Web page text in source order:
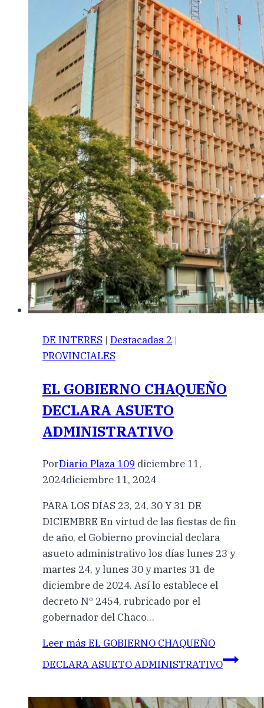
DE INTERES | Destacadas 2 |
PROVINCIALES
EL GOBIERNO CHAQUEÑO
DECLARA ASUETO
ADMINISTRATIVO
PorDiario Plaza 109 diciembre 11,
2024diciembre 11, 2024
PARA LOS DÍAS 23, 24, 30 Y 31 DE
DICIEMBRE En virtud de las fiestas de fin
de año, el Gobierno provincial declara
asueto administrativo los días lunes 23 y
martes 24, y lunes 30 y martes 31 de
diciembre de 2024. Así lo establece el
decreto Nº 2454, rubricado por el
gobernador del Chaco…
Leer más EL GOBIERNO CHAQUEÑO
DECLARA ASUETO ADMINISTRATIVO